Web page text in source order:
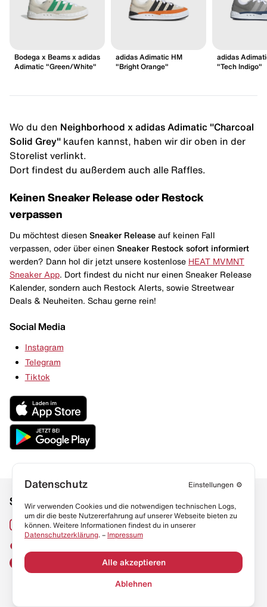
Bodega x Beams x adidas
Adimatic "Green/White"
adidas Adimatic HM
"Bright Orange"
adidas
"Tech Indigo"
Wo du den Neighborhood x adidas Adimatic "Charcoal
Solid Grey" kaufen kannst, haben wir dir oben in der
Storelist verlinkt.
Dort findest du außerdem auch alle Raffles.
Keinen Sneaker Release oder Restock
verpassen
Du möchtest diesen Sneaker Release auf keinen Fall
verpassen, oder über einen Sneaker Restock sofort informiert
werden? Dann hol dir jetzt unsere kostenlose HEAT MVMNT
Sneaker App . Dort findest du nicht nur einen Sneaker Release
Kalender, sondern auch Restock Alerts, sowie Streetwear
Deals & Neuheiten. Schau gerne rein!
Social Media
Instagram
Telegram
Tiktok
Social Media
Instagram
Links
Sneaker Lexikon
Resell Guide
Datenschutz
Datenschutz Einstellungen ⚙️
Wir verwenden Cookies und die notwendigen technischen Logs,
um dir die beste Nutzererfahrung auf unserer Webseite bieten zu
können. Weitere Informationen findest du in unserer
Datenschutzerklärung. – Impressum
Alle akzeptieren
Ablehnen